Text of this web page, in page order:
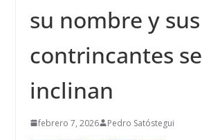
su nombre y sus
contrincantes se
inclinan
febrero 7, 2026 Pedro Satóstegui